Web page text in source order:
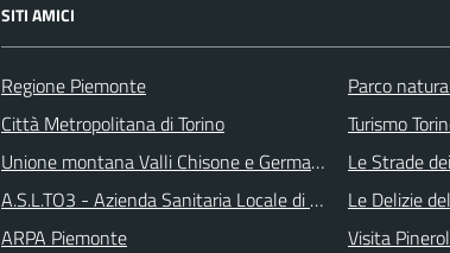
SITI AMICI
Regione Piemonte
Città Metropolitana di Torino
Unione montana Valli Chisone e Germanasca
A.S.L.TO3 - Azienda Sanitaria Locale di Collegno e
ARPA Piemonte
Parco
Turismo
Le Strade
Le Delizie
Visita